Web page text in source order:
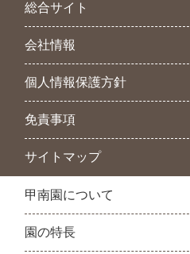
総合サイト
会社情報
個人情報保護方針
免責事項
サイトマップ
甲南園について
園の特長